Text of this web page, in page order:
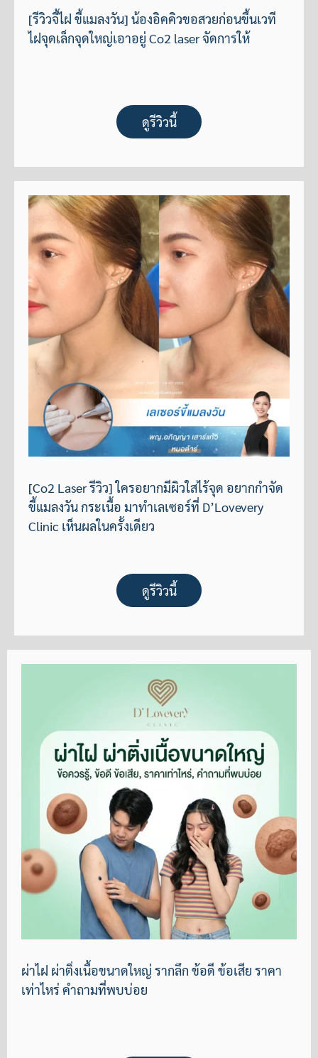
[รีวิวจี้ไฝ ขี้แมลงวัน] น้องอิคคิวขอสวยก่อนขึ้นเวที
ไฝจุดเล็กจุดใหญ่เอาอยู่ Co2 laser จัดการให้
ดูรีวิวนี้
[Co2 Laser รีวิว] ใครอยากมีผิวใสไร้จุด อยากกำจัด
ขี้แมลงวัน กระเนื้อ มาทำเลเซอร์ที่ D’Lovevery
Clinic เห็นผลในครั้งเดียว
ดูรีวิวนี้
ผ่าไฝ ผ่าติ่งเนื้อขนาดใหญ่ รากลึก ข้อดี ข้อเสีย ราคา
เท่าไหร่ คำถามที่พบบ่อย